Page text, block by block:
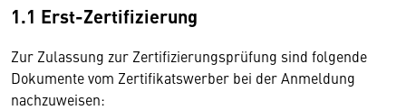
1.1 Erst-Zertifizierung
Zur Zulassung zur Zertifizierungsprüfung sind folgende
Dokumente vom Zertifikatswerber bei der Anmeldung
nachzuweisen: